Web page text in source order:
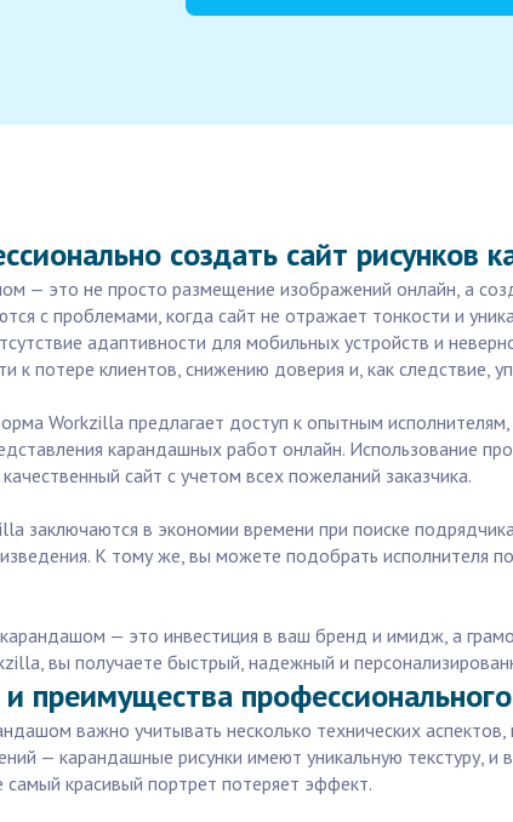
создать сайт рисунков
— это не просто размещение изображений онлайн, а
с проблемами, когда сайт не отражает тонкости и
адаптивности для мобильных устройств и
к потере клиентов, снижению доверия и, как следствие,
Workzilla предлагает доступ к опытным
карандашных работ онлайн. Использование
сайт с учетом всех пожеланий заказчика.
заключаются в экономии времени при поиске
К тому же, вы можете подобрать
карандашом — это инвестиция в ваш бренд и имидж, а
вы получаете быстрый, надежный и
преимущества
важно учитывать несколько технических
— карандашные рисунки имеют уникальную текстуру, и
самый красивый портрет потеряет эффект.